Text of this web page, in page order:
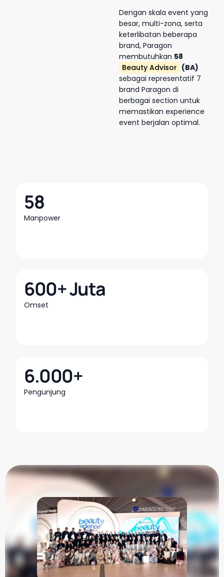
Dengan skala event yang
besar, multi-zona, serta
keterlibatan beberapa
brand, Paragon
membutuhkan 58
Beauty Advisor (BA)
sebagai representatif 7
brand Paragon di
berbagai section untuk
memastikan experience
event berjalan optimal.
58
Manpower
600+ Juta
Omset
6.000+
Pengunjung